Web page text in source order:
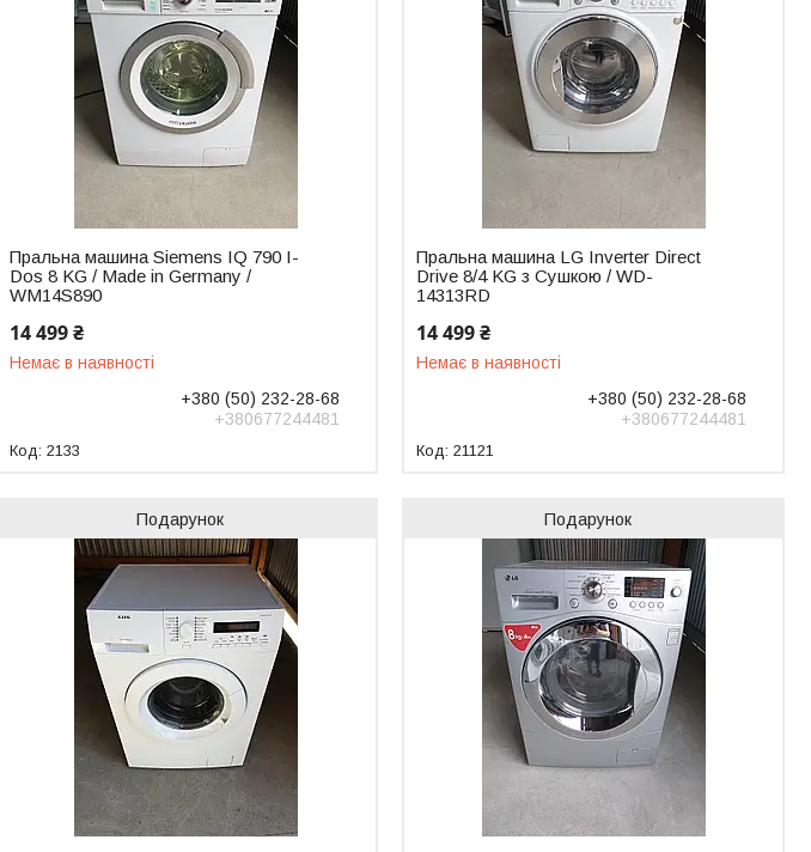
Пральна машина Siemens IQ 790 I-
Dos 8 KG / Made in Germany /
WM14S890
14 499 ₴
Немає в наявності
+380 (50) 232-28-68
+380677244481
2133
Пральна машина LG Inverter Direct
Drive 8/4 KG з Сушкою / WD-
14313RD
14 499 ₴
Немає в наявності
+380 (50) 232-28-68
+380677244481
21121
Подарунок Подарунок